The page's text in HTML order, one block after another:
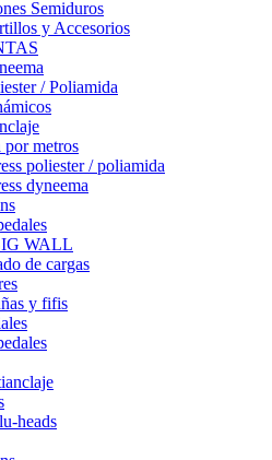
Semiduros
y Accesorios
/ Poliamida
por metros
poliester / poliamida
dyneema
WALL
de cargas
y fifis
heads